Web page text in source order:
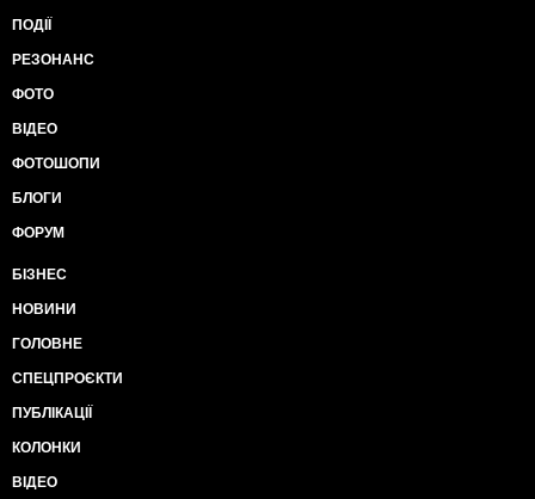
ПОДІЇ
РЕЗОНАНС
ФОТО
ВІДЕО
ФОТОШОПИ
БЛОГИ
ФОРУМ
БІЗНЕС
НОВИНИ
ГОЛОВНЕ
СПЕЦПРОЄКТИ
ПУБЛІКАЦІЇ
КОЛОНКИ
ВІДЕО